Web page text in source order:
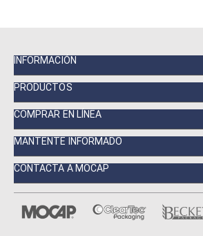
INFORMACIÓN
PRODUCTOS
COMPRAR EN LÍNEA
MANTENTE INFORMADO
CONTACTA A MOCAP